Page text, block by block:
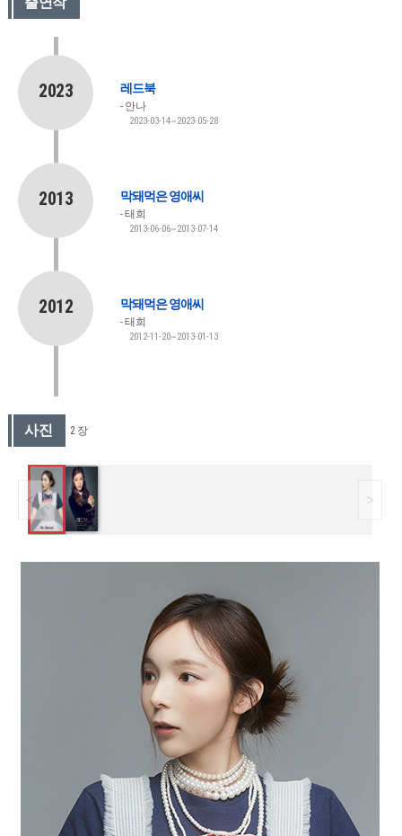
2023 레드북
안나
2023-03-14~2023-05-28
2013 막돼먹은 영애씨
태희
2013-06-06~2013-07-14
2012 막돼먹은 영애씨
태희
2012-11-20~2013-01-13
사진 2 장